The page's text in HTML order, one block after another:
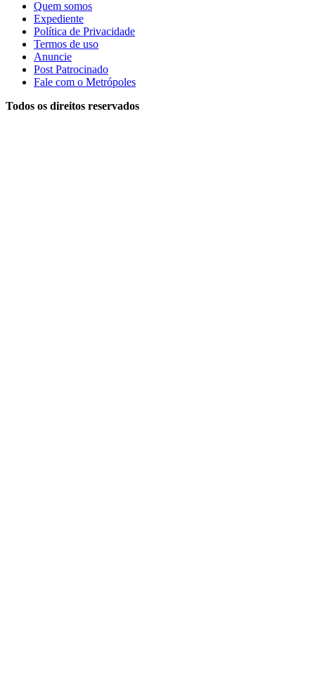
Quem somos
Expediente
Política de Privacidade
Termos de uso
Anuncie
Post Patrocinado
Fale com o Metrópoles
Todos os direitos reservados